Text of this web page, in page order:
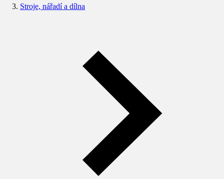
Stroje, nářadí a dílna